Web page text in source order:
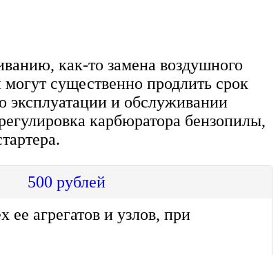
как-то замена воздушного
существенно продлить срок
эксплуатации и обслуживании
карбюратора бензопилы,
агрегатов и узлов, при